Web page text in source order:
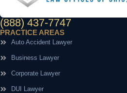
(888) 437-7747
PRACTICE AREAS
Auto Accident Lawyer
Business Lawyer
Corporate Lawyer
DUI Lawyer